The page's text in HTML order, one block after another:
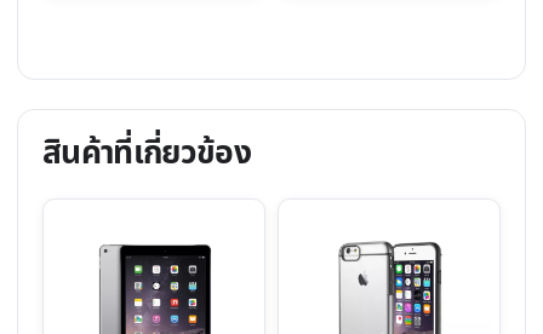
สินค้าที่เกี่ยวข้อง